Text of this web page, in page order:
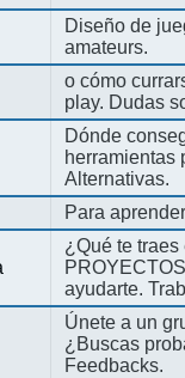
Diseño de
amateurs.
o cómo
play. Dudas
Dónde
herramientas
Alternativas.
Para
¿Qué te
ayudarte.
Únete a un
¿Buscas
Feedbacks.